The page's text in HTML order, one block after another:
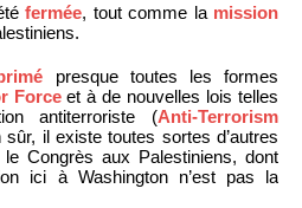
fermée, tout comme la mission
presque toutes les formes
Forceet à de nouvelles lois telles
antiterroriste (Anti-Terrorism
sûr, il existe toutes sortes d’autres
Congrès aux Palestiniens, dont
ici à Washington n’est pas la